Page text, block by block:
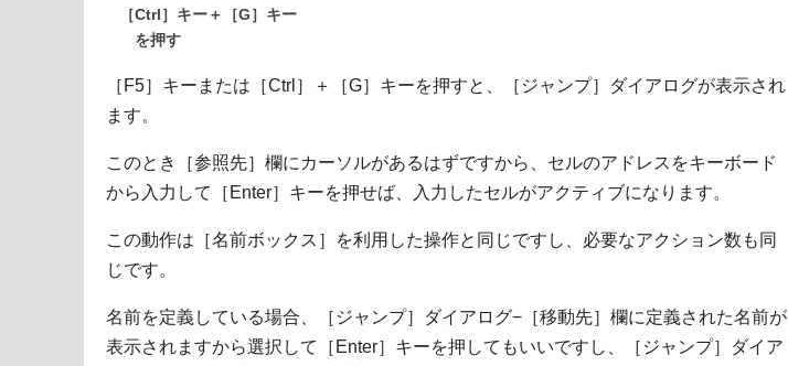
［Ctrl］キー＋［G］キー
を押す
［F5］キーまたは［Ctrl］＋［G］キーを押すと、［ジャンプ］ダイアログが表示され
ます。
このとき［参照先］欄にカーソルがあるはずですから、セルのアドレスをキーボード
から入力して［Enter］キーを押せば、入力したセルがアクティブになります。
この動作は［名前ボックス］を利用した操作と同じですし、必要なアクション数も同
じです。
名前を定義している場合、［ジャンプ］ダイアログ−［移動先］欄に定義された名前が
表示されますから選択して［Enter］キーを押してもいいですし、［ジャンプ］ダイア